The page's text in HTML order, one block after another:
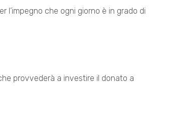
l’impegno che ogni giorno è in grado di
provvederà a investire il donato a